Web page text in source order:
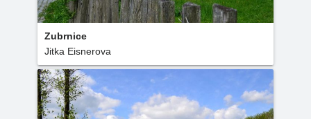
Zubrnice
Jitka Eisnerova